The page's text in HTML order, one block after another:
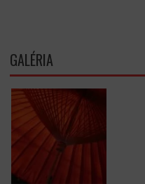
GALÉRIA